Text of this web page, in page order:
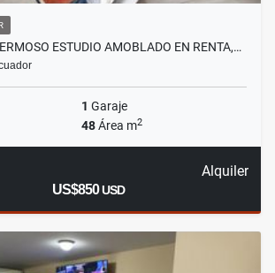
ESTUDIO AMOBLADO EN RENTA,…
1 Garaje
48Área m2
Alquiler
US$850USD